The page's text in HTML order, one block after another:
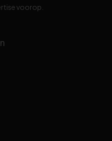
voorop.